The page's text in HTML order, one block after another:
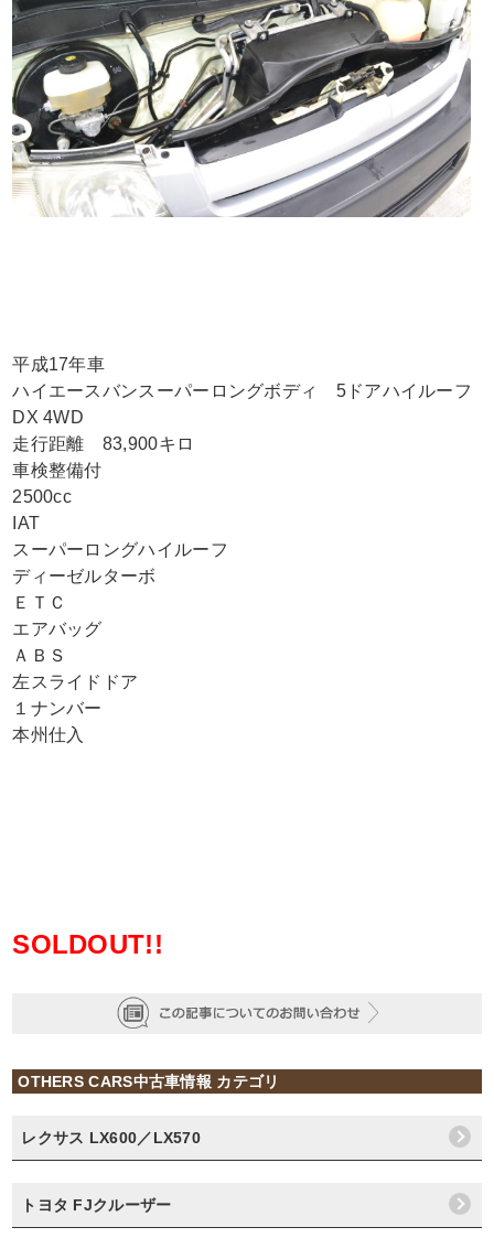
平成17年車
ハイエースバンスーパーロングボディ 5ドアハイルーフ
DX 4WD
走行距離 83,900キロ
車検整備付
2500cc
IAT
スーパーロングハイルーフ
ディーゼルターボ
ＥＴＣ
エアバッグ
ＡＢＳ
左スライドドア
１ナンバー
本州仕入
SOLDOUT!!
OTHERS CARS中古車情報 カテゴリ
レクサス LX600／LX570
トヨタ FJクルーザー